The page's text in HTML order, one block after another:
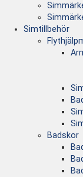
Simtillbehör
Badskor